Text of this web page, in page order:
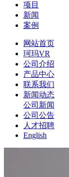
项目
新闻
案例
网站首页
珂玛VR
公司介绍
产品中心
联系我们
新闻动态
公司新闻
公司公告
人才招聘
English